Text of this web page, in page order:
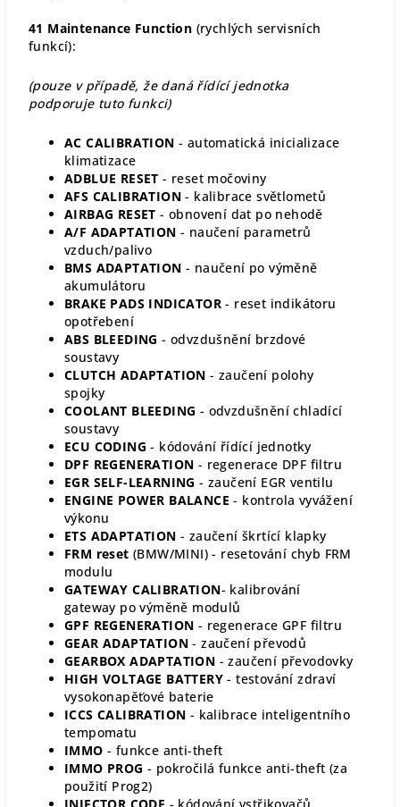
41 Maintenance Function (rychlých servisních
funkcí):
(pouze v případě, že daná řídící jednotka
podporuje tuto funkci)
AC CALIBRATION - automatická inicializace
klimatizace
ADBLUE RESET - reset močoviny
AFS CALIBRATION - kalibrace světlometů
AIRBAG RESET - obnovení dat po nehodě
A/F ADAPTATION - naučení parametrů
vzduch/palivo
BMS ADAPTATION - naučení po výměně
akumulátoru
BRAKE PADS INDICATOR - reset indikátoru
opotřebení
ABS BLEEDING - odvzdušnění brzdové
soustavy
CLUTCH ADAPTATION - zaučení polohy
spojky
COOLANT BLEEDING - odvzdušnění chladící
soustavy
ECU CODING - kódování řídící jednotky
DPF REGENERATION - regenerace DPF filtru
EGR SELF-LEARNING - zaučení EGR ventilu
ENGINE POWER BALANCE - kontrola vyvážení
výkonu
ETS ADAPTATION - zaučení škrtící klapky
FRM reset (BMW/MINI) - resetování chyb FRM
modulu
GATEWAY CALIBRATION- kalibrování
gateway po výměně modulů
GPF REGENERATION - regenerace GPF filtru
GEAR ADAPTATION - zaučení převodů
GEARBOX ADAPTATION - zaučení převodovky
HIGH VOLTAGE BATTERY - testování zdraví
vysokonapěťové baterie
ICCS CALIBRATION - kalibrace inteligentního
tempomatu
IMMO - funkce anti-theft
IMMO PROG - pokročilá funkce anti-theft (za
použití Prog2)